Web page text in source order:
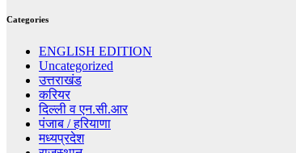
Categories
ENGLISH EDITION
Uncategorized
उत्तराखंड
करियर
दिल्ली व एन.सी.आर
पंजाब / हरियाणा
मध्यप्रदेश